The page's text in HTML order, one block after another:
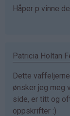
Håper p vinne
Patricia Holtan
Dette
ønsker jeg meg
side, er titt og
oppskrifter :)